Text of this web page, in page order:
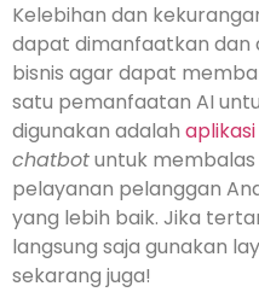
Kelebihan dan
dapat dimanfaatkan dan
bisnis agar dapat
satu pemanfaatan AI
digunakan adalah
chatbotuntuk membalas
pelayanan pelanggan
yang lebih baik. Jika
langsung saja gunakan
sekarang juga!